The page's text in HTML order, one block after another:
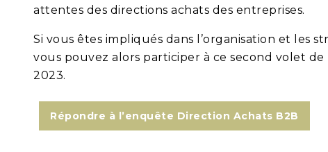
attentes des directions achats des entreprises.
Si vous êtes impliqués dans l’organisation et les
vous pouvez alors participer à ce second volet de
2023.
Répondre à l’enquête Direction Achats B2B